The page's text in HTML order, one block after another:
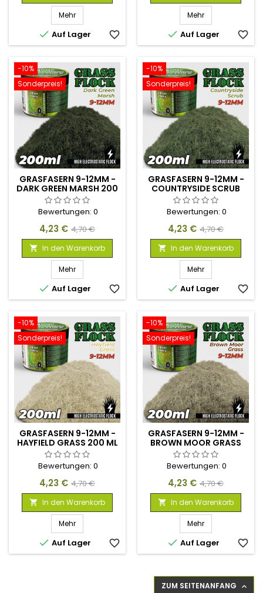
Mehr
 Auf Lager favorite_border
Mehr
 Auf Lager favorite_border
-10%
Sonderpreis!
GRASFASERN 9-12MM -
DARK GREEN MARSH 200
ML
Bewertungen: 0
Preis
4,23 € Verkaufspreis
4,70 €
 In den Warenkorb
Mehr
 Auf Lager favorite_border
-10%
Sonderpreis!
GRASFASERN 9-12MM -
COUNTRYSIDE SCRUB
200 ML
Bewertungen: 0
Preis
4,23 € Verkaufspreis
4,70 €
 In den Warenkorb
Mehr
 Auf Lager favorite_border
-10%
Sonderpreis!
GRASFASERN 9-12MM -
HAYFIELD GRASS 200 ML
Bewertungen: 0
Preis
4,23 € Verkaufspreis
4,70 €
 In den Warenkorb
Mehr
 Auf Lager favorite_border
-10%
Sonderpreis!
GRASFASERN 9-12MM -
BROWN MOOR GRASS
200 ML
Bewertungen: 0
Preis
4,23 € Verkaufspreis
4,70 €
 In den Warenkorb
Mehr
 Auf Lager favorite_border
ZUM SEITENANFANG 